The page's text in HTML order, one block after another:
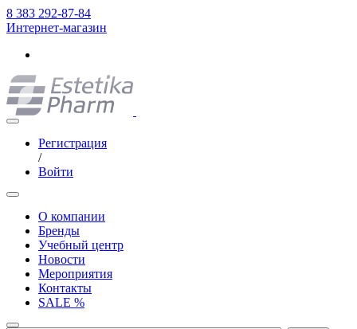
8 383 292-87-84
Интернет-магазин
Регистрация
/
Войти
О компании
Бренды
Учебный центр
Новости
Мероприятия
Контакты
SALE %